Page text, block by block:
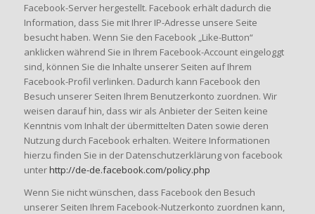
Facebook-Server hergestellt. Facebook erhält dadurch die
Information, dass Sie mit Ihrer IP-Adresse unsere Seite
besucht haben. Wenn Sie den Facebook „Like-Button“
anklicken während Sie in Ihrem Facebook-Account eingeloggt
sind, können Sie die Inhalte unserer Seiten auf Ihrem
Facebook-Profil verlinken. Dadurch kann Facebook den
Besuch unserer Seiten Ihrem Benutzerkonto zuordnen. Wir
weisen darauf hin, dass wir als Anbieter der Seiten keine
Kenntnis vom Inhalt der übermittelten Daten sowie deren
Nutzung durch Facebook erhalten. Weitere Informationen
hierzu finden Sie in der Datenschutzerklärung von facebook
unterhttp://de-de.facebook.com/policy.php
Wenn Sie nicht wünschen, dass Facebook den Besuch
unserer Seiten Ihrem Facebook-Nutzerkonto zuordnen kann,